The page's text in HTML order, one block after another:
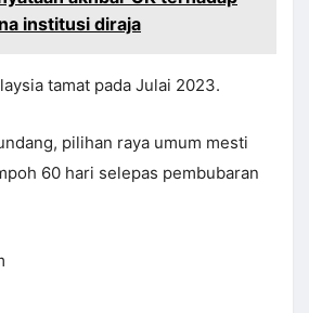
institusi diraja
tamat pada Julai 2023.
pilihan raya umum mesti
60 hari selepas pembubaran